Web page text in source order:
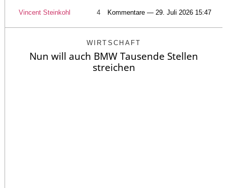
Vincent Steinkohl 4 Kommentare — 29. Juli 2026 15:47
WIRTSCHAFT
Nun will auch BMW Tausende Stellen
streichen